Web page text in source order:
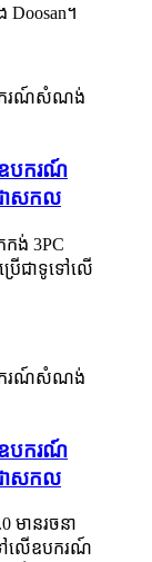
Doosan។
ឧបករណ៍
ាសកល
ង់ 3PC
ើជាទូទៅលើ
ឧបករណ៍
ាសកល
មានរចនា
ទៅលើឧបករណ៍